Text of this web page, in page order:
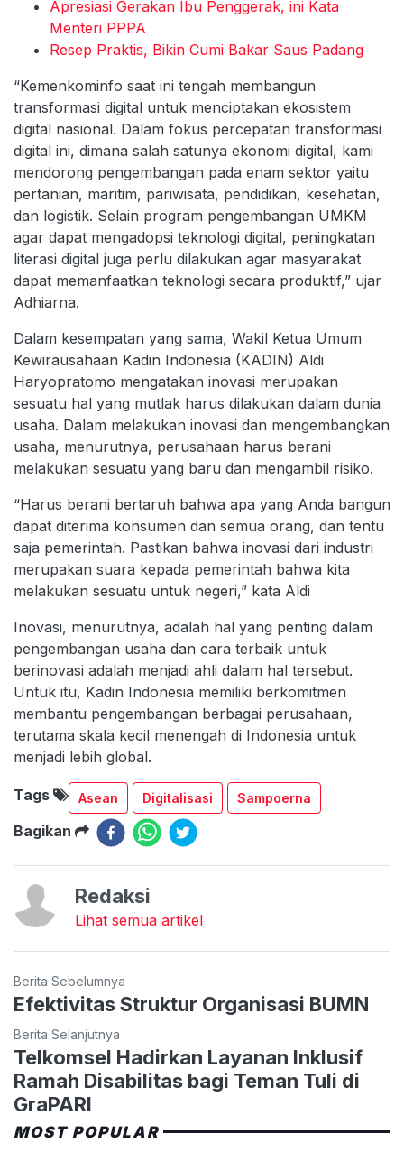
Apresiasi Gerakan Ibu Penggerak, ini Kata
Menteri PPPA
Resep Praktis, Bikin Cumi Bakar Saus Padang
“Kemenkominfo saat ini tengah membangun
transformasi digital untuk menciptakan ekosistem
digital nasional. Dalam fokus percepatan transformasi
digital ini, dimana salah satunya ekonomi digital, kami
mendorong pengembangan pada enam sektor yaitu
pertanian, maritim, pariwisata, pendidikan, kesehatan,
dan logistik. Selain program pengembangan UMKM
agar dapat mengadopsi teknologi digital, peningkatan
literasi digital juga perlu dilakukan agar masyarakat
dapat memanfaatkan teknologi secara produktif,” ujar
Adhiarna.
Dalam kesempatan yang sama, Wakil Ketua Umum
Kewirausahaan Kadin Indonesia (KADIN) Aldi
Haryopratomo mengatakan inovasi merupakan
sesuatu hal yang mutlak harus dilakukan dalam dunia
usaha. Dalam melakukan inovasi dan mengembangkan
usaha, menurutnya, perusahaan harus berani
melakukan sesuatu yang baru dan mengambil risiko.
“Harus berani bertaruh bahwa apa yang Anda bangun
dapat diterima konsumen dan semua orang, dan tentu
saja pemerintah. Pastikan bahwa inovasi dari industri
merupakan suara kepada pemerintah bahwa kita
melakukan sesuatu untuk negeri,” kata Aldi
Inovasi, menurutnya, adalah hal yang penting dalam
pengembangan usaha dan cara terbaik untuk
berinovasi adalah menjadi ahli dalam hal tersebut.
Untuk itu, Kadin Indonesia memiliki berkomitmen
membantu pengembangan berbagai perusahaan,
terutama skala kecil menengah di Indonesia untuk
menjadi lebih global.
Tags Asean Digitalisasi Sampoerna
Bagikan
Redaksi
Lihat semua artikel
Berita Sebelumnya
Efektivitas Struktur Organisasi BUMN
Berita Selanjutnya
Telkomsel Hadirkan Layanan Inklusif
Ramah Disabilitas bagi Teman Tuli di
GraPARI
MOST POPULAR